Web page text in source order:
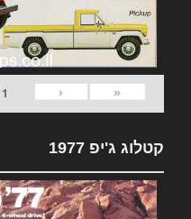
«
‹
1
קטלוג ג'יפ 1977